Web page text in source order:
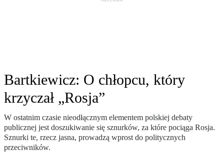
Bartkiewicz: O chłopcu, który
krzyczał „Rosja”
W ostatnim czasie nieodłącznym elementem polskiej debaty
publicznej jest doszukiwanie się sznurków, za które pociąga Rosja.
Sznurki te, rzecz jasna, prowadzą wprost do politycznych
przeciwników.